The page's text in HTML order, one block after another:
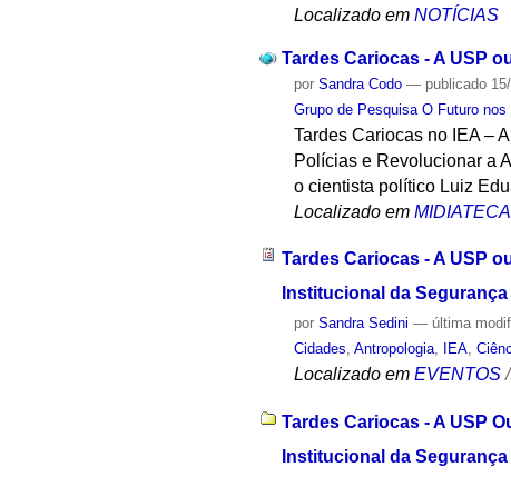
Localizado em NOTÍCIAS
Tardes Cariocas - A USP
porSandra Codo — publicado
Grupo de Pesquisa O Futuro nos
Tardes Cariocas no IEA –
Polícias e Revolucionar a
o cientista político Luiz
Localizado em MIDIATECA
Tardes Cariocas - A USP
Institucional da
porSandra Sedini — última
Cidades,Antropologia, IEA,
Localizado em EVENTOS
Tardes Cariocas - A USP
Institucional da